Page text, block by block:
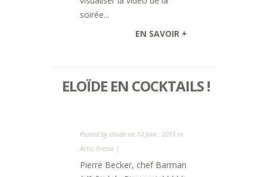
soirée...
EN SAVOIR +
ELOÏDE EN COCKTAILS !
Posted byeloide on 10 Juin , 2015 in
Actu, Presse |
Pierre Becker, chef Barman